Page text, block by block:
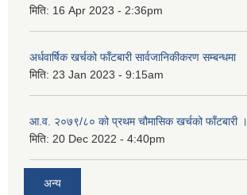
मिति: 16 Apr 2023 - 2:36pm
अर्धवार्षिक खर्चको फाँटबारी सार्वजानिकीकरण सम्बन्धमा
मिति: 23 Jan 2023 - 9:15am
आ.व. २०७९/८० को प्रथम चौमासिक खर्चको फाँटबारी ।
मिति: 20 Dec 2022 - 4:40pm
अन्य